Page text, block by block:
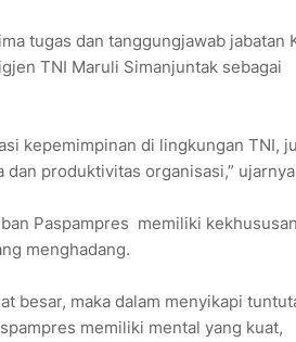
tugas dan tanggungjawab jabatan
TNI Maruli Simanjuntak sebagai
kepemimpinan di lingkungan TNI,
produktivitas organisasi,”
Paspampres memiliki
menghadang.
besar, maka dalam menyikapi
memiliki mental yang kuat,